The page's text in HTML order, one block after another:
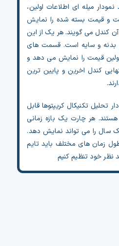
میله ای اطلاعات اولین،
و قیمت بسته شده را نمایش
کندل می گویند. هر یک از این
و سایه است. قسمت های
اولین قیمت را نمایش می دهد و
کندل اخرین و پایین ترین
تحلیل تکنیکال کریپتوها قابل
هر چارت یک بازه زمانی
سال را می تواند نمایش دهد.
زمان های مختلف باید تایم
نظر خود تنظیم کنیم